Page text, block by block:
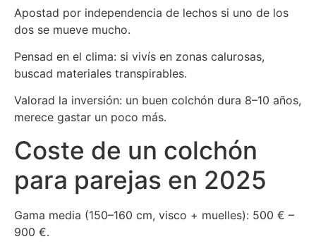
Apostad por independencia de lechos si uno de los
dos se mueve mucho.
Pensad en el clima: si vivís en zonas calurosas,
buscad materiales transpirables.
Valorad la inversión: un buen colchón dura 8–10 años,
merece gastar un poco más.
Coste de un colchón
para parejas en 2025
Gama media (150–160 cm, visco + muelles): 500 € –
900 €.